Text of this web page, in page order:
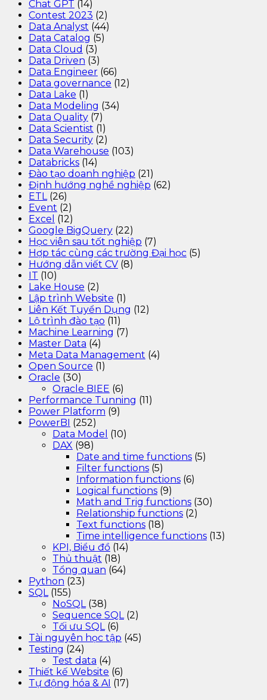
Chat GPT (14)
Contest 2023 (2)
Data Analyst (44)
Data Catalog (5)
Data Cloud (3)
Data Driven (3)
Data Engineer (66)
Data governance (12)
Data Lake (1)
Data Modeling (34)
Data Quality (7)
Data Scientist (1)
Data Security (2)
Data Warehouse (103)
Databricks (14)
Đào tạo doanh nghiệp (21)
Định hướng nghề nghiệp (62)
ETL(26)
Event (2)
Excel (12)
Google BigQuery (22)
Học viên sau tốt nghiệp (7)
Hợp tác cùng các trường Đại học (5)
Hướng dẫn viết CV (8)
IT (10)
Lake House (2)
Lập trình Website (1)
Liên Kết Tuyển Dụng (12)
Lộ trình đào tạo (11)
Machine Learning (7)
Master Data (4)
Meta Data Management (4)
Open Source (1)
Oracle (30)
Oracle BIEE (6)
Performance Tunning (11)
Power Platform (9)
PowerBI (252)
Data Model (10)
DAX (98)
Date and time functions (5)
Filter functions (5)
Information functions (6)
Logical functions (9)
Math and Trig functions (30)
Relationship functions (2)
Text functions (18)
Time intelligence functions (13)
KPI, Biểu đồ (14)
Thủ thuật (18)
Tổng quan (64)
Python (23)
SQL(155)
NoSQL(38)
Sequence SQL(2)
Tối ưu SQL(6)
Tài nguyên học tập (45)
Testing (24)
Test data (4)
Thiết kế Website (6)
Tự động hóa & AI (17)